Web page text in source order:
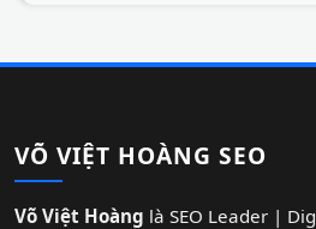
VÕ VIỆT HOÀNG SEO
Võ Việt Hoàng là SEO Leader |